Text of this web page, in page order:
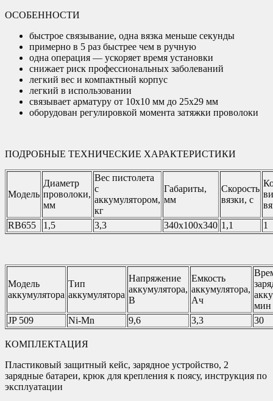
ОСОБЕННОСТИ
быстрое связывание, одна вязка меньше секунды
примерно в 5 раз быстрее чем в ручную
одна операция — ускоряет время установки
снижает риск профессиональных заболеваний
легкий вес и компактный корпус
легкий в использовании
связывает арматуру от 10х10 мм до 25х29 мм
оборудован регулировкой момента затяжки проволоки
ПОДРОБНЫЕ ТЕХНИЧЕСКИЕ ХАРАКТЕРИСТИКИ
Модель
Диаметр
проволоки,
мм
Вес пистолета
с
аккумулятором,
кг
Габариты,
мм
Скорость
вязки, с
RB655
1,5 3,3 340х100х340 1,1 1
Модель
аккумулятора
Тип
аккумулятора
Напряжение
аккумулятора,
В
Емкость
аккумулятора,
Ач
мин
JP 509
Ni-Mn 9,6 3,3 30
КОМПЛЕКТАЦИЯ
Пластиковый защитный кейс, зарядное устройство, 2
зарядные батареи, крюк для крепления к поясу, инструкция по
эксплуатации